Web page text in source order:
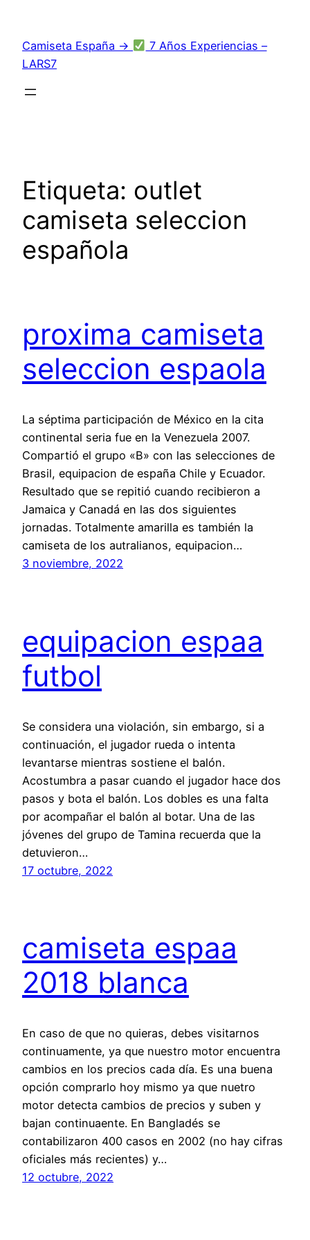
contenido
Camiseta España →
7 Años Experiencias –
LARS7
Etiqueta: outlet
camiseta seleccion
española
proxima camiseta
seleccion espaola
La séptima participación de México en la cita
continental seria fue en la Venezuela 2007.
Compartió el grupo «B» con las selecciones de
Brasil, equipacion de españa Chile y Ecuador.
Resultado que se repitió cuando recibieron a
Jamaica y Canadá en las dos siguientes
jornadas. Totalmente amarilla es también la
camiseta de los autralianos, equipacion…
3 noviembre, 2022
equipacion espaa
futbol
Se considera una violación, sin embargo, si a
continuación, el jugador rueda o intenta
levantarse mientras sostiene el balón.
Acostumbra a pasar cuando el jugador hace dos
pasos y bota el balón. Los dobles es una falta
por acompañar el balón al botar. Una de las
jóvenes del grupo de Tamina recuerda que la
detuvieron…
17 octubre, 2022
camiseta espaa
2018 blanca
En caso de que no quieras, debes visitarnos
continuamente, ya que nuestro motor encuentra
cambios en los precios cada día. Es una buena
opción comprarlo hoy mismo ya que nuetro
motor detecta cambios de precios y suben y
bajan continuaente. En Bangladés se
contabilizaron 400 casos en 2002 (no hay cifras
oficiales más recientes) y…
12 octubre, 2022